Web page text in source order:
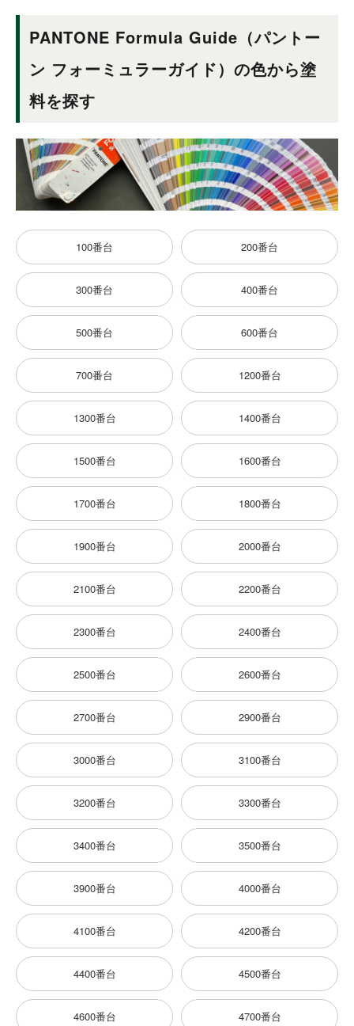
PANTONE Formula Guide（パントー
ン フォーミュラーガイド）の色から塗
料を探す
100番台 200番台
300番台 400番台
500番台 600番台
700番台 1200番台
1300番台 1400番台
1500番台 1600番台
1700番台 1800番台
1900番台 2000番台
2100番台 2200番台
2300番台 2400番台
2500番台 2600番台
2700番台 2900番台
3000番台 3100番台
3200番台 3300番台
3400番台 3500番台
3900番台 4000番台
4100番台 4200番台
4400番台 4500番台
4600番台 4700番台